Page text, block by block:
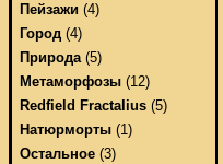
Пейзажи (4)
Город (4)
Природа(5)
Метаморфозы (12)
Redfield Fractalius (5)
Натюрморты (1)
Остальное (3)